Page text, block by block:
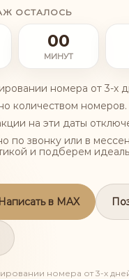
ОСТАЛОСЬ
00
МИНУТ
номера от 3-х
количеством номеров.
на эти даты
по звонку или в
и подберем
Написать в MAX
номера от 3-х